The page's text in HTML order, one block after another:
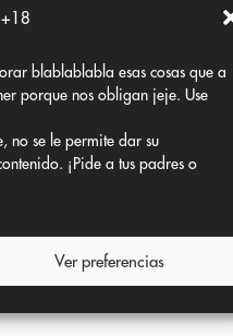
+18
blablablabla esas cosas que a
porque nos obligan jeje. Use
no se le permite dar su
¡Pide a tus padres o
Ver preferencias